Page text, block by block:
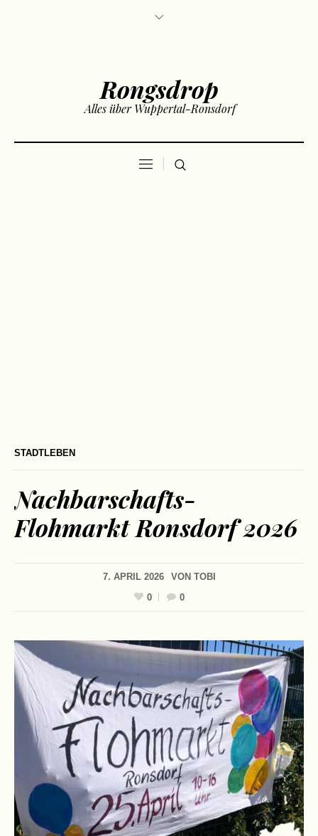
Rongsdrop
Alles über Wuppertal-Ronsdorf
STADTLEBEN
Nachbarschafts-
Flohmarkt Ronsdorf 2026
7. APRIL 2026 VON TOBI
0
0